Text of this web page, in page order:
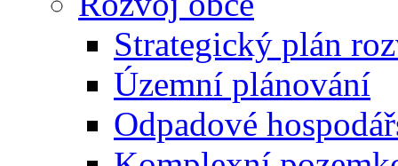
Strategický plán
Územní plánování
Odpadové